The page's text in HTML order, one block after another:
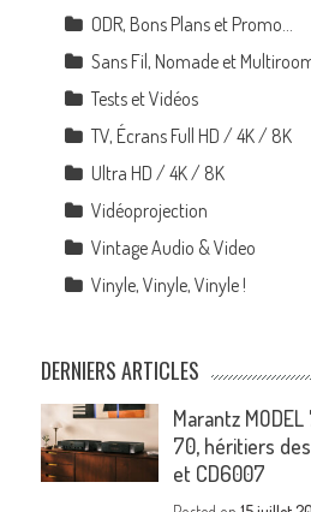
ODR, Bons Plans et Promo…
Sans Fil, Nomade et
Tests et Vidéos
TV, Écrans Full HD / 4K / 8K
Ultra HD / 4K / 8K
Vidéoprojection
Vintage Audio & Video
Vinyle, Vinyle, Vinyle !
DERNIERS ARTICLES
Marantz
70, héritiers
et CD6007